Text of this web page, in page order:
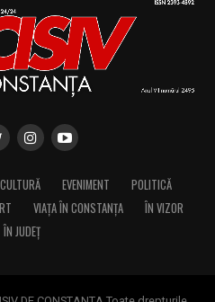
picturii religioase (în stil
tematică istorică; participant
(m. 1887)
Bunea, teolog greco-
continuator al ideilor
a desfăşurat o intensă
naţională a românilor
s-a numărat
membru titular al
CULTURĂ EVENIMENT
POLITICĂ
VIAȚA ÎN CONSTANȚA
ÎN VIZOR
ÎN JUDEȚ